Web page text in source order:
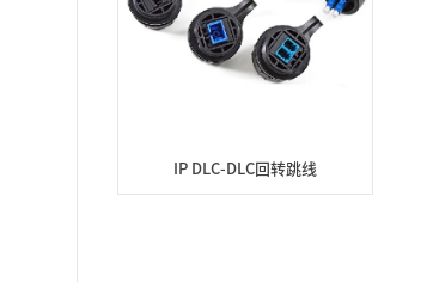
IP DLC-DLC回转跳线